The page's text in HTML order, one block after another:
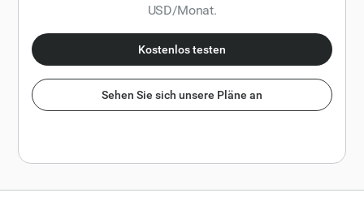
USD/Monat.
Kostenlos testen
Sehen Sie sich unsere Pläne an